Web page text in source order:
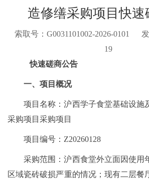
造修缮采购项目快速
索取号：G0031101002-2026-0101
19
快速磋商公告
一、项目概况
项目名称：沪西学子食堂基础设施
采购项目采购项目
项目编号：Z20260128
采购范围：沪西食堂外立面因使用
区域瓷砖破损严重的情况；现有二层餐